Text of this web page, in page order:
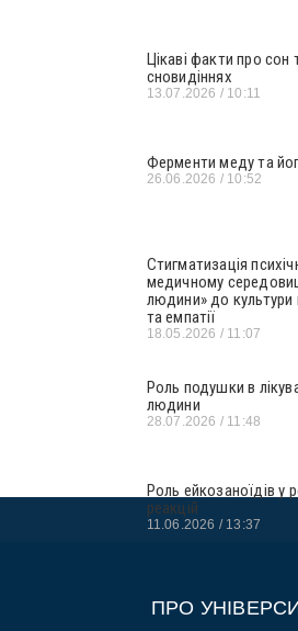
Цікаві факти про сон
сновидіннях
13.07.2026 10:11
Ферменти меду та
26.06.2026 10:52
Стигматизація
медичному
людини» до культури
та емпатії
18.05.2026 11:07
Роль подушки в
людини
28.07.2026 11:48
Роль ейкозаноїдів у
реакцій
11.06.2026 13:37
ПРО